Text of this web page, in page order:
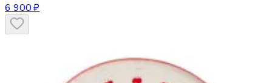
6 900 ₽